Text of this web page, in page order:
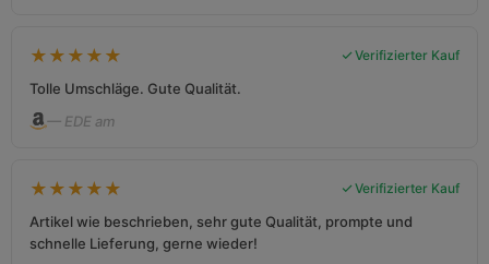
★ ★ ★ ★ ★ Verifizierter Kauf
Tolle Umschläge. Gute Qualität.
— EDE am
★ ★ ★ ★ ★ Verifizierter Kauf
Artikel wie beschrieben, sehr gute Qualität, prompte und
schnelle Lieferung, gerne wieder!